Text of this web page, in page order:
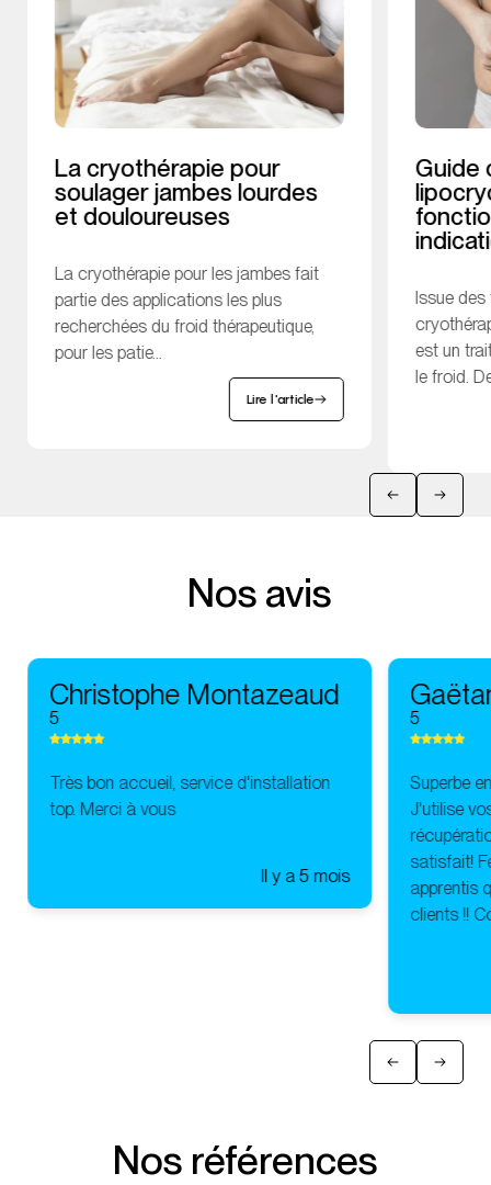
La cryothérapie pour
soulager jambes lourdes
et douloureuses
La cryothérapie pour les jambes fait
partie des applications les plus
recherchées du froid thérapeutique,
pour les patie...
Lire l'article
Guide
Issue
est un
le froid.
Nos avis
Christophe Montazeaud
5
Très bon accueil, service d'installation
top. Merci à vous
Il y a 5 mois
5
Superbe
J'utilise
satisfait!
apprentis
clients !!
Nos références